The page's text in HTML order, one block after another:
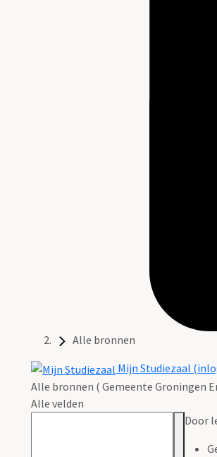
Alle bronnen
Mijn Studiezaal
Alle bronnen ( Gemeente Groningen
Alle velden
Door